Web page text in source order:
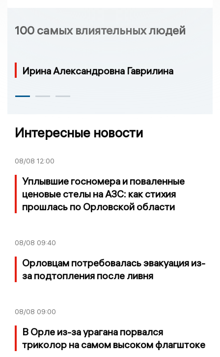
100 самых влиятельных людей
Ирина Александровна Гаврилина
Интересные новости
08/08 12:00
Уплывшие госномера и поваленные
ценовые стелы на АЗС: как стихия
прошлась по Орловской области
08/08 09:40
Орловцам потребовалась эвакуация из-
за подтопления после ливня
08/08 09:00
В Орле из-за урагана порвался
триколор на самом высоком флагштоке